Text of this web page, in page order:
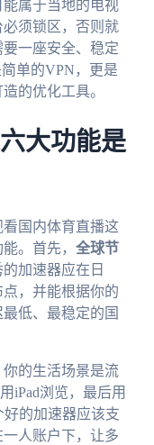
属于当地的电视
须锁区，否则就
一座安全、稳定
单的VPN，更是
的优化工具。
大功能是
国内体育直播这
。首先， 全球节
加速器应在日
，并能根据你的
低、最稳定的国
的生活场景是流
iPad浏览，最后用
好的加速器应该支
人账户下，让多